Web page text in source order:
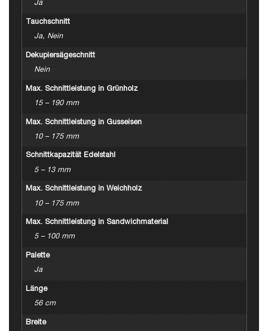
Ja
Tauchschnitt
Ja, Nein
Dekupiersägeschnitt
Nein
Max. Schnittleistung in Grünholz
15 – 190 mm
Max. Schnittleistung in Gusseisen
10 – 175 mm
Schnittkapazität Edelstahl
5 – 13 mm
Max. Schnittleistung in Weichholz
10 – 175 mm
Max. Schnittleistung in Sandwichmaterial
5 – 100 mm
Palette
Ja
Länge
56 cm
Breite